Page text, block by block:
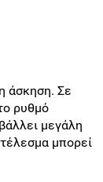
άσκηση. Σε
ρυθμό
μεγάλη
μπορεί